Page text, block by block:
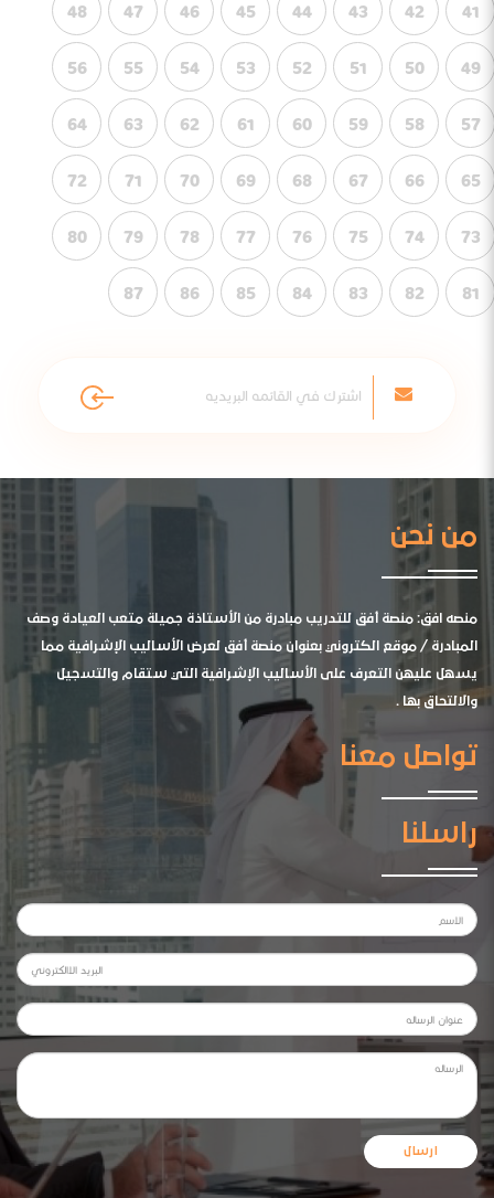
41
42
43
44
45
46
47
48
49
50
51
52
53
54
55
56
57
58
59
60
61
62
63
64
65
66
67
68
69
70
71
72
73
74
75
76
77
78
79
80
81
82
83
84
85
86
87
من نحن
منصه افق: منصة أفق للتدريب مبادرة من الأستاذة جميلة متعب العيادة وصف
المبادرة / موقع الكتروني بعنوان منصة أفق لعرض الأساليب الإشرافية مما
يسهل عليهن التعرف على الأساليب الإشرافية التي ستقام والتسجيل
والالتحاق بها .
تواصل معنا
راسلنا
ارسال